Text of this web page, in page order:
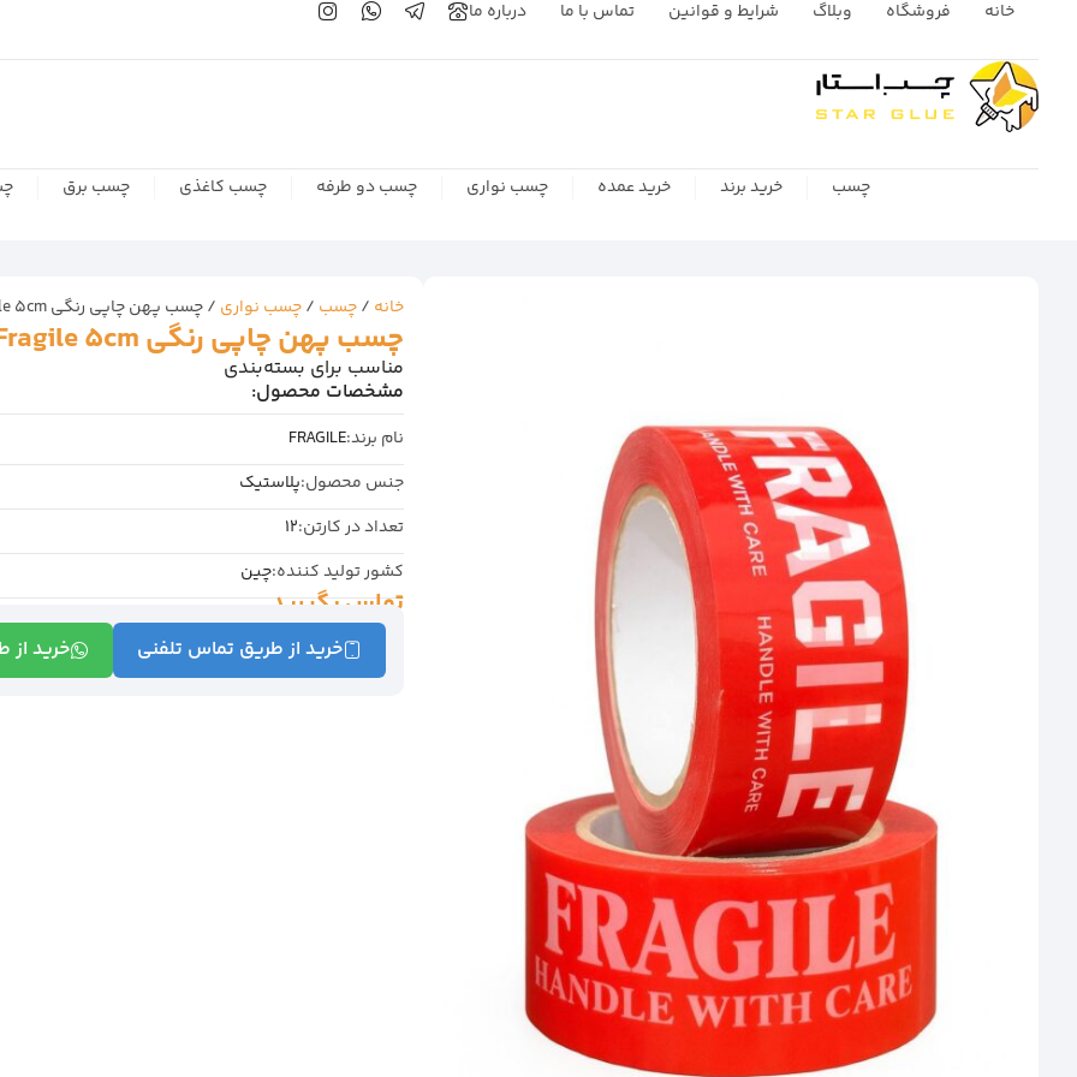
خانه فروشگاه وبلاگ شرایط و قوانین تماس با ما درباره ما
چسب خرید برند خرید عمده چسب نواری چسب دو طرفه چسب کاغذی چسب برق
خانه /چسب /چسب نواری / چسب پهن چاپی رنگی Fragile 5cm وارداتی ۹۰ یارد ۶۰ میکرون
چسب پهن چاپی رنگی Fragile 5cm وارداتی ۹۰ یارد ۶۰ میکرون
مناسب برای بسته‌بندی
مشخصات محصول:
نام برند:FRAGILE
جنس محصول:پلاستیک
تعداد در کارتن:12
کشور تولید کننده:چین
تماس بگیرید
خرید از طریق تماس تلفنی خرید از